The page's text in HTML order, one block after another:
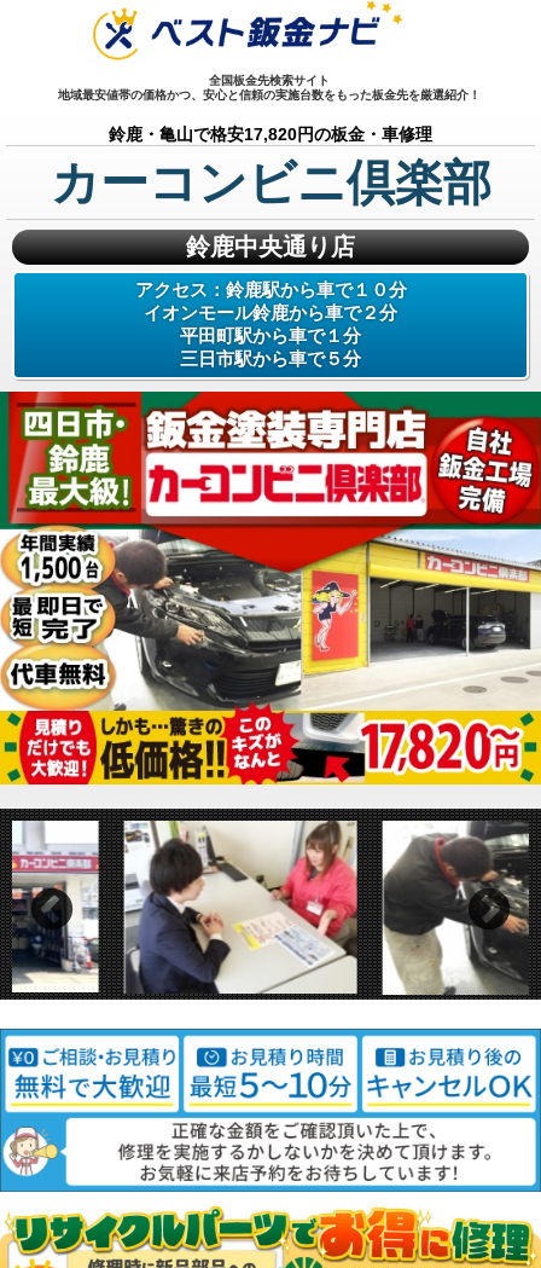
全国板金先検索サイト
地域最安値帯の価格かつ、安心と信頼の実施台数をもった板金先を厳選紹介！
鈴鹿・亀山で格安17,820円の板金・車修理
カーコンビニ倶楽部
鈴鹿中央通り店
アクセス： 鈴鹿駅から車で１０分
イオンモール鈴鹿から車で２分
平田町駅から車で１分
三日市駅から車で５分